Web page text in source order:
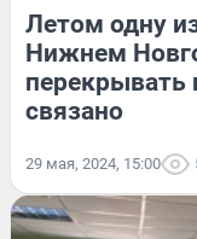
Летом одну
Нижнем
перекрывать
связано
29 мая, 2024, 15:00